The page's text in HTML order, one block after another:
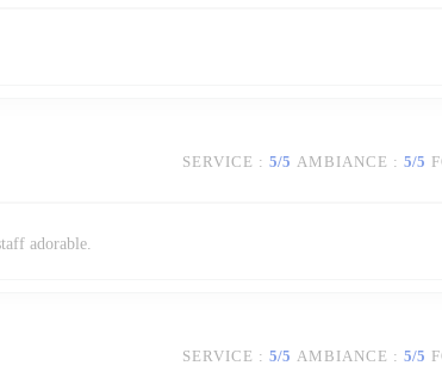
SERVICE : 5/5 AMBIANCE : 5/5
adorable.
SERVICE : 5/5 AMBIANCE : 5/5